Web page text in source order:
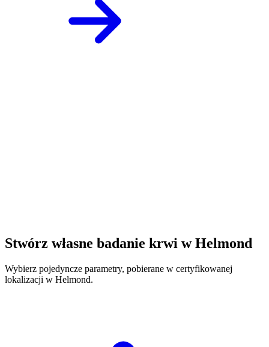
Stwórz własne badanie krwi w Helmond
Wybierz pojedyncze parametry, pobierane w certyfikowanej
lokalizacji w Helmond.